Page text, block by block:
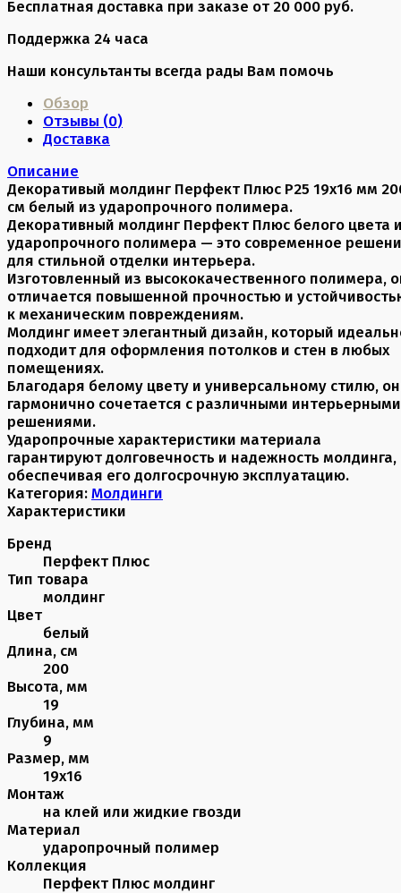
Бесплатная доставка при заказе от 20 000 руб.
Поддержка 24 часа
Наши консультанты всегда рады Вам помочь
Обзор
Отзывы (0)
Доставка
Описание
Декоративый молдинг Перфект Плюс P25 19х16 мм
см белый из ударопрочного полимера.
Декоративный молдинг Перфект Плюс белого цвета
ударопрочного полимера — это современное
для стильной отделки интерьера.
Изготовленный из высококачественного полимера,
отличается повышенной прочностью и
к механическим повреждениям.
Молдинг имеет элегантный дизайн, который
подходит для оформления потолков и стен в любых
помещениях.
Благодаря белому цвету и универсальному стилю, он
гармонично сочетается с различными интерьерными
решениями.
Ударопрочные характеристики материала
гарантируют долговечность и надежность молдинга,
обеспечивая его долгосрочную эксплуатацию.
Категория: Молдинги
Характеристики
Бренд
Перфект Плюс
Тип товара
молдинг
Цвет
белый
Длина, см
200
Высота, мм
19
Глубина, мм
9
Размер, мм
19х16
Монтаж
на клей или жидкие гвозди
Материал
ударопрочный полимер
Коллекция
Перфект Плюс молдинг